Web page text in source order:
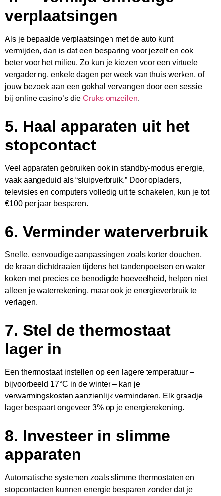
verplaatsingen
Als je bepaalde verplaatsingen met de auto kunt
vermijden, dan is dat een besparing voor jezelf en ook
beter voor het milieu. Zo kun je kiezen voor een virtuele
vergadering, enkele dagen per week van thuis werken, of
jouw bezoek aan een gokhal vervangen door een sessie
bij online casino’s die Cruks omzeilen.
5. Haal apparaten uit het
stopcontact
Veel apparaten gebruiken ook in standby-modus energie,
vaak aangeduid als “sluipverbruik.” Door opladers,
televisies en computers volledig uit te schakelen, kun je tot
€100 per jaar besparen.
6. Verminder waterverbruik
Snelle, eenvoudige aanpassingen zoals korter douchen,
de kraan dichtdraaien tijdens het tandenpoetsen en water
koken met precies de benodigde hoeveelheid, helpen niet
alleen je waterrekening, maar ook je energieverbruik te
verlagen.
7. Stel de thermostaat
lager in
Een thermostaat instellen op een lagere temperatuur –
bijvoorbeeld 17°C in de winter – kan je
verwarmingskosten aanzienlijk verminderen. Elk graadje
lager bespaart ongeveer 3% op je energierekening.
8. Investeer in slimme
apparaten
Automatische systemen zoals slimme thermostaten en
stopcontacten kunnen energie besparen zonder dat je